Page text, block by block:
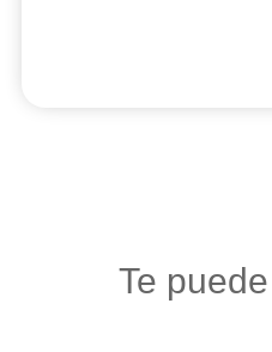
Te